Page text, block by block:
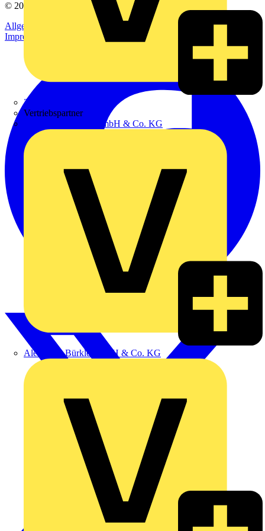
Zumtobel
Vertriebspartner
Adalbert Zajadacz GmbH & Co. KG
Alexander Bürkle GmbH & Co. KG
© 2002-
Voltimum
Allgemeine Geschäftsbedingungen
Datenschutzerklärung
Impressum